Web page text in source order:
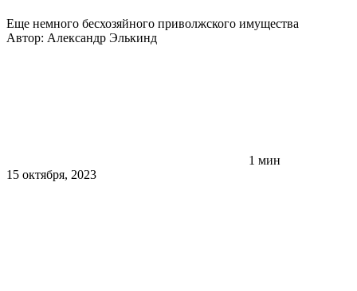
Еще немного бесхозяйного приволжского имущества
Автор: Александр Элькинд
1 мин
15 октября, 2023